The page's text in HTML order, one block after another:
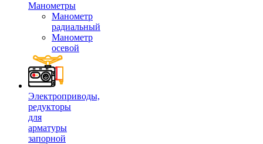
Манометры
Манометр
радиальный
Манометр
осевой
Электроприводы,
редукторы
для
арматуры
запорной